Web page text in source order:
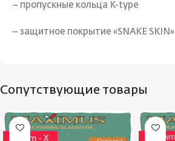
– пропускные кольца K-type
– защитное покрытие «SNAKE SKIN»
Сопутствующие товары